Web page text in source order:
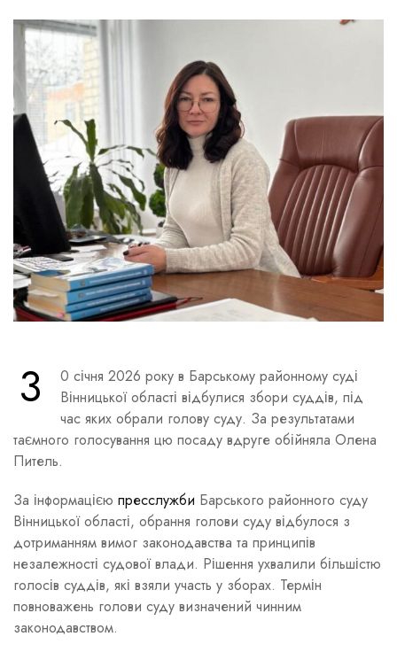
3
0 січня 2026 року в Барському районному суді
Вінницької області відбулися збори суддів, під
час яких обрали голову суду. За результатами
таємного голосування цю посаду вдруге обійняла Олена
Питель.
За інформацією пресслужби Барського районного суду
Вінницької області, обрання голови суду відбулося з
дотриманням вимог законодавства та принципів
незалежності судової влади. Рішення ухвалили більшістю
голосів суддів, які взяли участь у зборах. Термін
повноважень голови суду визначений чинним
законодавством.